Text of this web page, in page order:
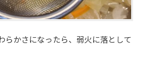
らかさになったら、弱火に落として